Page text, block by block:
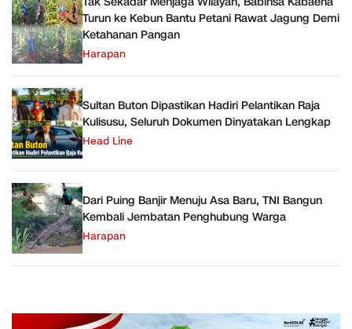
Turun ke Kebun Bantu Petani Rawat Jagung Demi
Ketahanan Pangan
Harapan
Sultan Buton Dipastikan Hadiri Pelantikan Raja
Kulisusu, Seluruh Dokumen Dinyatakan Lengkap
Head Line
Dari Puing Banjir Menuju Asa Baru, TNI Bangun
Kembali Jembatan Penghubung Warga
Harapan